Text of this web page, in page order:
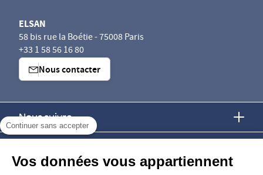
Continuer sans accepter
Vos données vous appartiennent
ELSAN
58 bis rue la Boétie - 75008 Paris
+33 1 58 56 16 80
Nous contacter
Nous suivre